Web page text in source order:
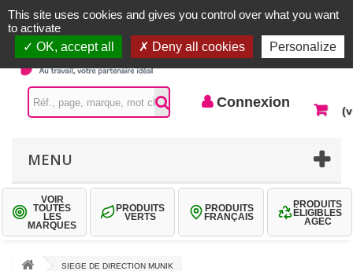
Contactez-nous
Connexion
MENU
VOIR
TOUTES
LES
MARQUES
PRODUITS
VERTS
PRODUITS
FRANÇAIS
PRODUITS
ÉLIGIBLES
AGEC
SIEGE DE DIRECTION MUNIK
This site uses cookies and gives you control over what you want
to activate
OK, accept all
Deny all cookies Personalize